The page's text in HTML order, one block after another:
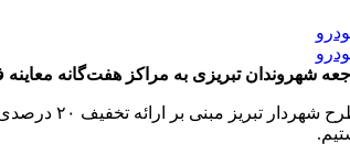
به گزارش